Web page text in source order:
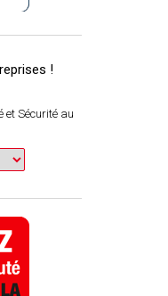
et Sécurité au